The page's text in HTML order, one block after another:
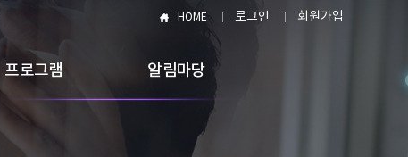
HOME 로그인 회원가입
프로그램 알림마당